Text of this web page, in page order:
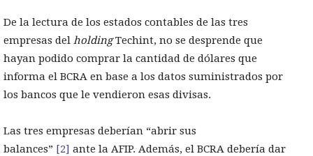
De la lectura de los estados contables de las tres
empresas del holdingTechint, no se desprende que
hayan podido comprar la cantidad de dólares que
informa el BCRA en base a los datos suministrados por
los bancos que le vendieron esas divisas.
Las tres empresas deberían “abrir sus
balances” [2] ante la AFIP. Además, el BCRA debería dar